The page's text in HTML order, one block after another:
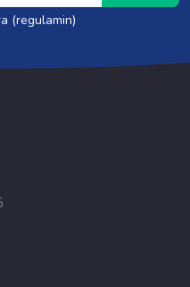
(regulamin)